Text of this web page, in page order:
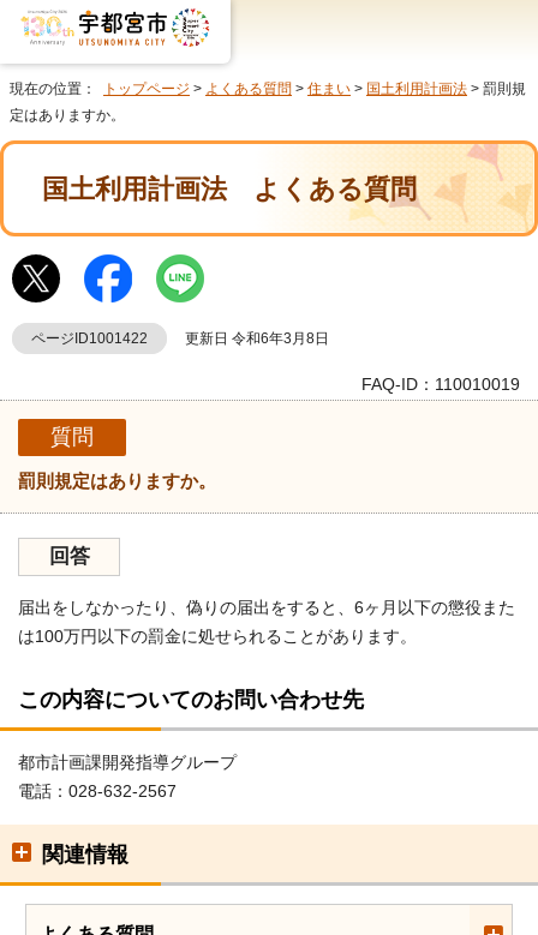
現在の位置： トップページ > よくある質問 > 住まい > 国土利用計画法 > 罰則規
定はありますか。
国土利用計画法よくある質問
ページID1001422 更新日 令和6年3月8日
FAQ-ID：110010019
質問
罰則規定はありますか。
回答
届出をしなかったり、偽りの届出をすると、6ヶ月以下の懲役また
は100万円以下の罰金に処せられることがあります。
この内容についてのお問い合わせ先
都市計画課開発指導グループ
電話：028-632-2567
関連情報